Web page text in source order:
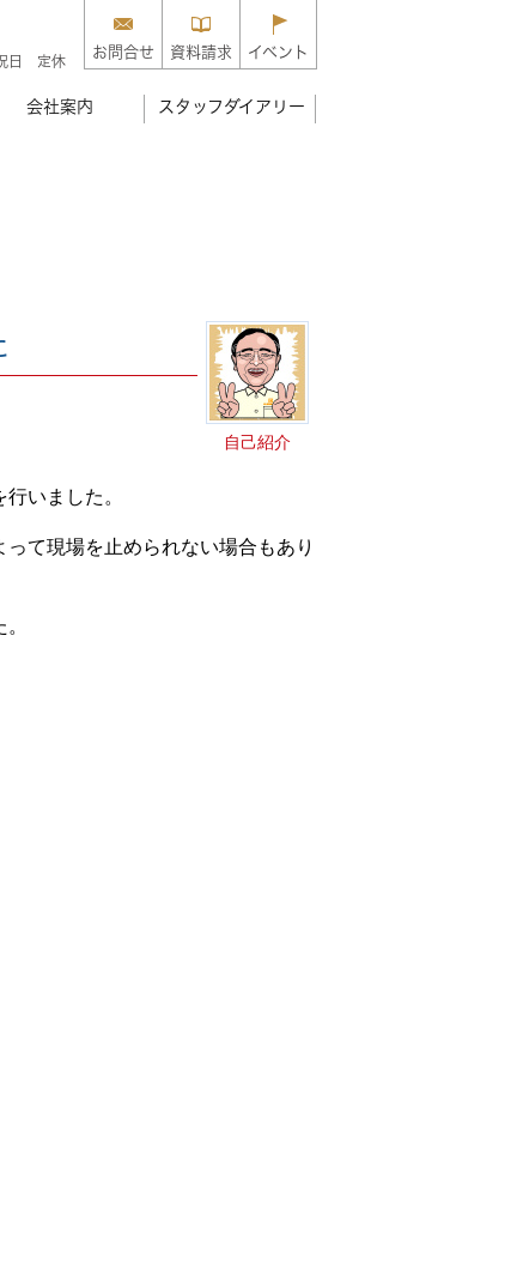
日 定休
お問合せ 資料請求 イベント
会社案内 スタッフダイアリー
自己紹介
いました。
て現場を止められない場合もあり